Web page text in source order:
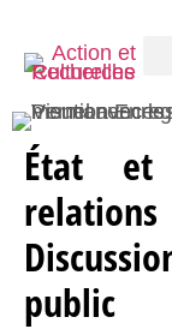
État et
public